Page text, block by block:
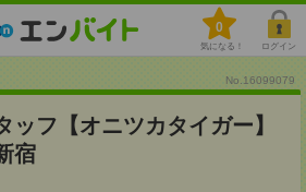
0
気になる！ ログイン
No.16099079
ッフ【オニツカタイガー】
宿